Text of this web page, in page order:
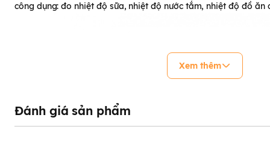
công dụng: đo nhiệt độ sữa, nhiệt độ nước tắm, nhiệt độ đồ ăn
Xem thêm
Đánh giá sản phẩm